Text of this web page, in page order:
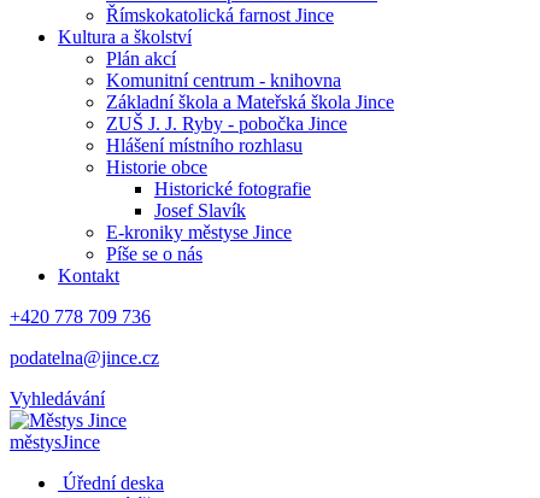
Římskokatolická farnost Jince
Kultura a školství
Plán akcí
Komunitní centrum - knihovna
Základní škola a Mateřská škola Jince
ZUŠ J. J. Ryby - pobočka Jince
Hlášení místního rozhlasu
Historie obce
Historické fotografie
Josef Slavík
E-kroniky městyse Jince
Píše se o nás
Kontakt
+420 778 709 736
podatelna@jince.cz
Vyhledávání
městysJince
Úřední deska